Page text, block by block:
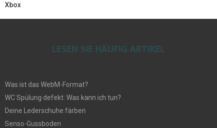
Xbox
LESEN SIE HÄUFIG ARTIKEL
Was ist das WebM-Format?
WC Spülung defekt: Was kann ich tun?
Deine Lederschuhe färben
Senso-Gussboden